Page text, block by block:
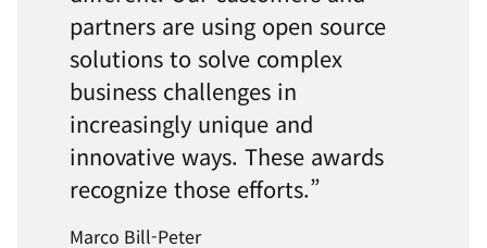
partners are using open source
solutions to solve complex
business challenges in
increasingly unique and
innovative ways. These awards
recognize those efforts.”
Marco Bill-Peter